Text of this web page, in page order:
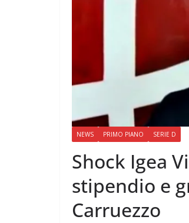
NEWS PRIMO PIANO SERIE D
Shock Igea
stipendio e
Carruezzo